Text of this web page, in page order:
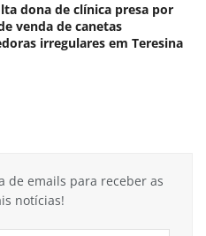
dona de clínica presa por
venda de canetas
irregulares em Teresina
de emails para receber as
notícias!